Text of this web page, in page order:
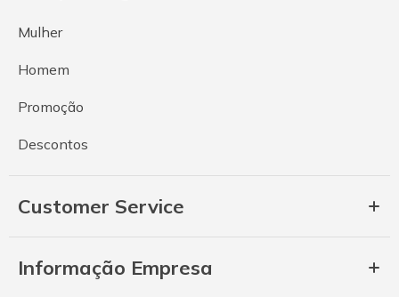
Mulher
Homem
Promoção
Descontos
Customer Service
Informação Empresa